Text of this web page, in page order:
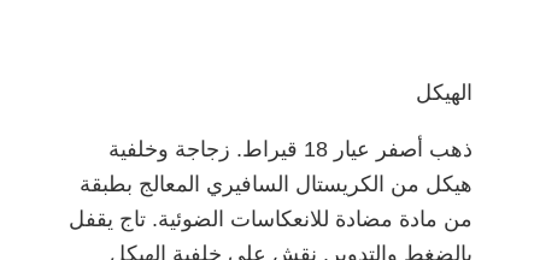
الهيكل
ذهب أصفر عيار 18 قيراط. زجاجة وخلفية
هيكل من الكريستال السافيري المعالج بطبقة
من مادة مضادة للانعكاسات الضوئية. تاج يقفل
بالضغط والتدوير. نقش على خلفية الهيكل